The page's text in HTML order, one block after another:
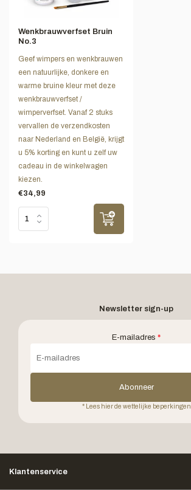
Wenkbrauwverfset Bruin
No.3
Geef wimpers en wenkbrauwen
een natuurlijke, donkere en
warme bruine kleur met deze
wenkbrauwverfset /
wimperverfset. Vanaf 2 stuks
vervallen de verzendkosten
naar Nederland en België, krijgt
u 5% korting en kunt u zelf uw
cadeau in de winkelwagen
kiezen.
€34,99
Newsletter sign-up
E-mailadres *
Abonneer
* Lees hier de wettelijke beperkingen
Klantenservice